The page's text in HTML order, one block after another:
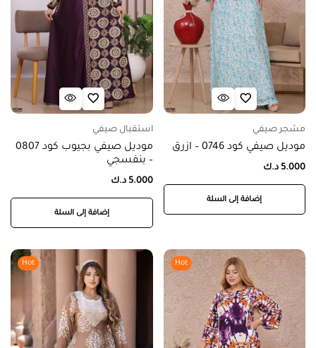
مشجر صيفي
موديل صيفي كود 0746 – ازرق
5.000 د.ك
إضافة إلى السلة
استقبال صيفي
موديل صيفي بجيوب كود 0807
– بنفسجي
5.000 د.ك
إضافة إلى السلة
Hot
Hot